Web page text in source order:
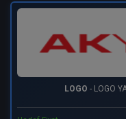
LOGO - LOGO